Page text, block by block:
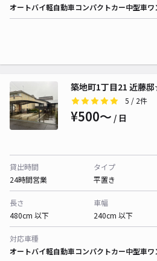
オートバイ軽自動車コンパクトカー中型車ワ
築地町1丁目21 近藤
5 / 2件
¥500〜 / 日
貸出時間
24時間営業
タイプ
平置き
長さ
480cm 以下
車幅
240cm 以下
対応車種
オートバイ軽自動車コンパクトカー中型車ワ